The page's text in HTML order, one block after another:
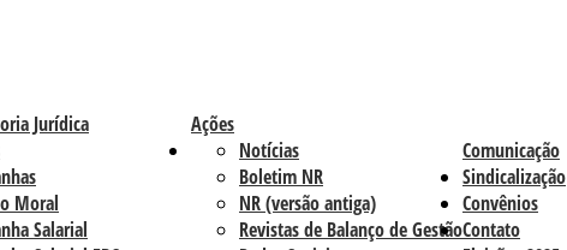
Ações
Jurídica
Moral
Salarial
Comunicação
Notícias
Boletim NR
NR (versão antiga)
Revistas de Balanço de Gestão
Sindicalização
Convênios
Contato